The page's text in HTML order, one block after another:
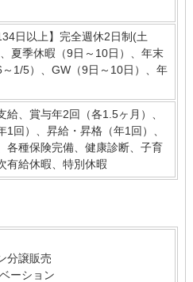
日以上】完全週休2日制(土
夏季休暇（9日～10日）、年末
1/5）、GW（9日～10日）、年
給、賞与年2回（各1.5ヶ月）、
1回）、昇給・昇格（年1回）、
各種保険完備、健康診断、子育
有給休暇、特別休暇
分譲販売
ーション